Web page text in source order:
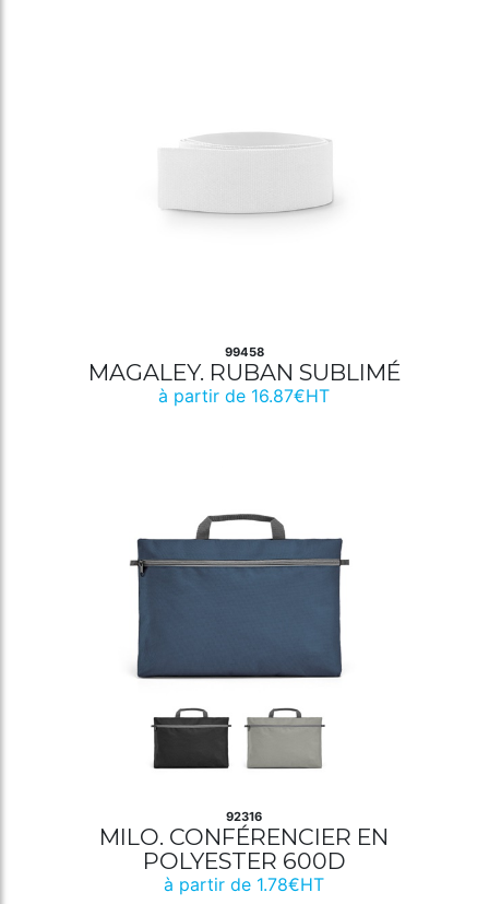
99458
MAGALEY. RUBAN SUBLIMÉ
à partir de 16.87€HT
92316
MILO. CONFÉRENCIER EN
POLYESTER 600D
à partir de 1.78€HT